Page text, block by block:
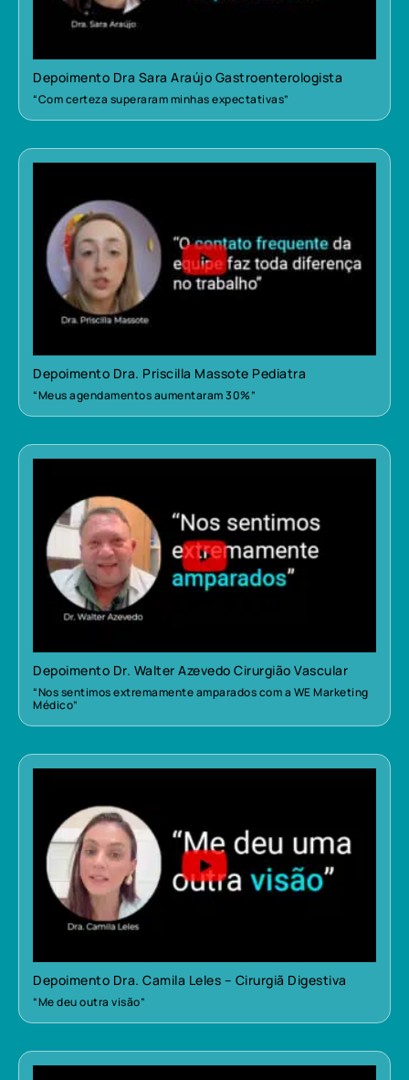
Depoimento Dra Sara Araújo Gastroenterologista
“Com certeza superaram minhas expectativas”
Depoimento Dra. Priscilla Massote Pediatra
“Meus agendamentos aumentaram 30%”
Depoimento Dr. Walter Azevedo Cirurgião Vascular
“Nos sentimos extremamente amparados com a WE Marketing
Médico”
Depoimento Dra. Camila Leles – Cirurgiã Digestiva
“Me deu outra visão”